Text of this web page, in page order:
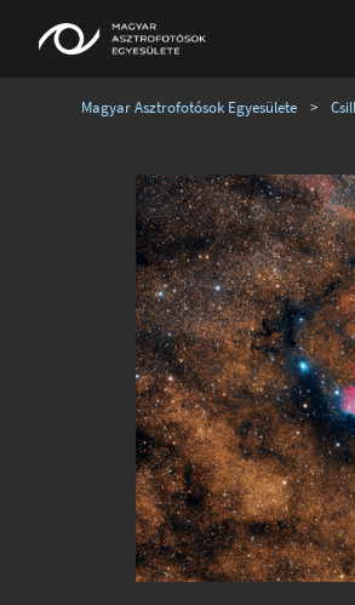
Magyar Asztrofotósok Egyesülete >